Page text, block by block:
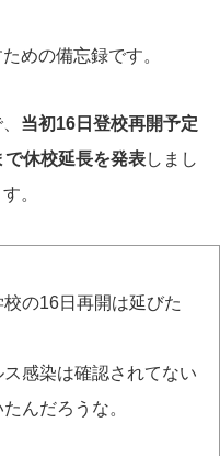
めの備忘録です。
当初16日登校再開予定
休校延長を発表しまし
。
の16日再開は延びた
感染は確認されてない
んだろうな。